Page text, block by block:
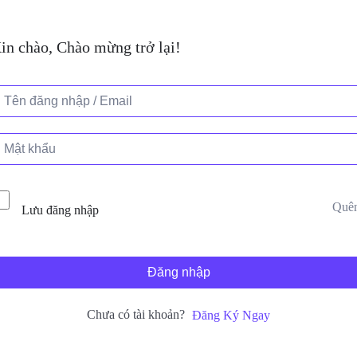
chào, Chào mừng trở lại!
Lưu đăng nhập
Đăng nhập
Chưa có tài khoản? Đăng Ký Ngay